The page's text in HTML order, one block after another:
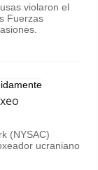
violaron el
Fuerzas
(NYSAC)
ucraniano